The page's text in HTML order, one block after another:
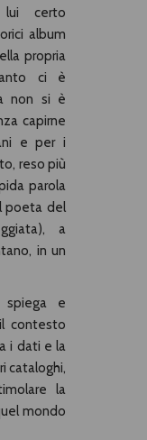
lui certo
album
propria
ci è
non si è
capirne
e per i
reso più
parola
poeta del
a
in un
spiega e
contesto
i dati e la
cataloghi,
la
mondo